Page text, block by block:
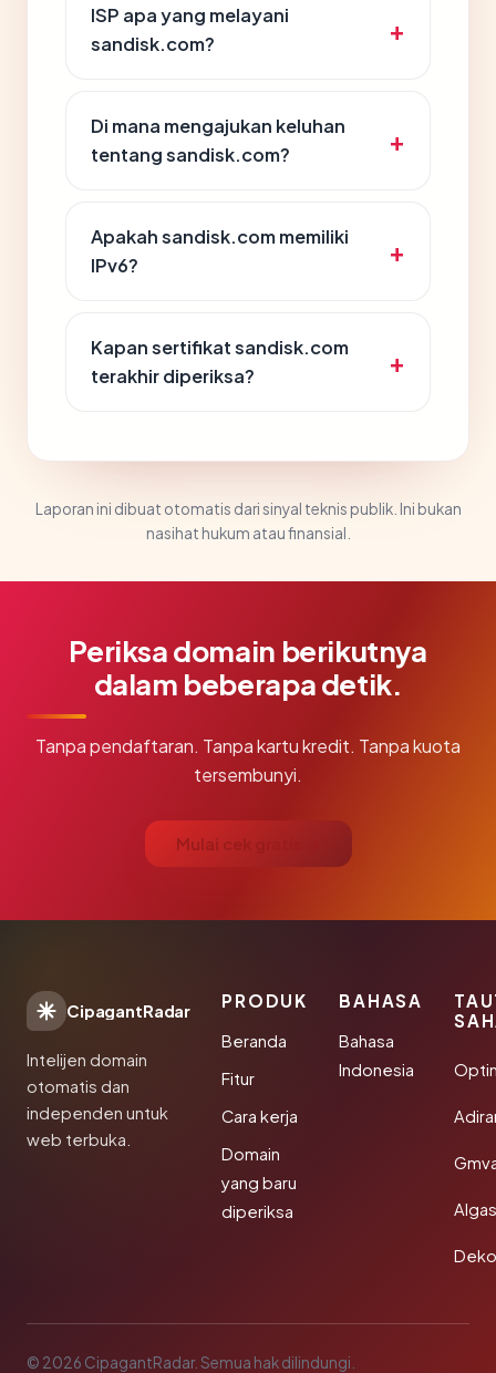
ISP apa yang melayani
sandisk.com?
Di mana mengajukan keluhan
tentang sandisk.com?
Apakah sandisk.com memiliki
IPv6?
Kapan sertifikat sandisk.com
terakhir diperiksa?
Laporan ini dibuat otomatis dari sinyal teknis publik. Ini bukan
nasihat hukum atau finansial.
Periksa domain berikutnya
dalam beberapa detik.
Tanpa pendaftaran. Tanpa kartu kredit. Tanpa kuota
tersembunyi.
Mulai cek gratis →
CipagantRadar
Intelijen domain
otomatis dan
independen untuk
web terbuka.
PRODUK
Beranda
Fitur
Cara kerja
Domain
yang baru
diperiksa
BAHASA
Bahasa
Indonesia
© 2026 CipagantRadar. Semua hak dilindungi.